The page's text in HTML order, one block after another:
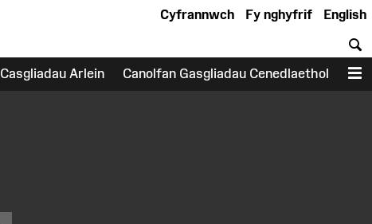
English
Fy nghyfrif
Cyfrannwch
Casgliadau Arlein Canolfan Gasgliadau Cenedlaethol